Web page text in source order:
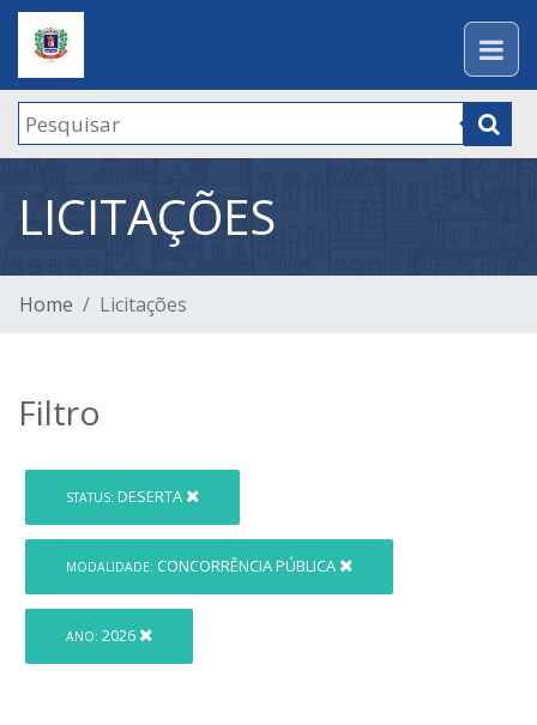
LICITAÇÕES
Home Licitações
Filtro
STATUS: DESERTA
MODALIDADE: CONCORRÊNCIA PÚBLICA
ANO: 2026